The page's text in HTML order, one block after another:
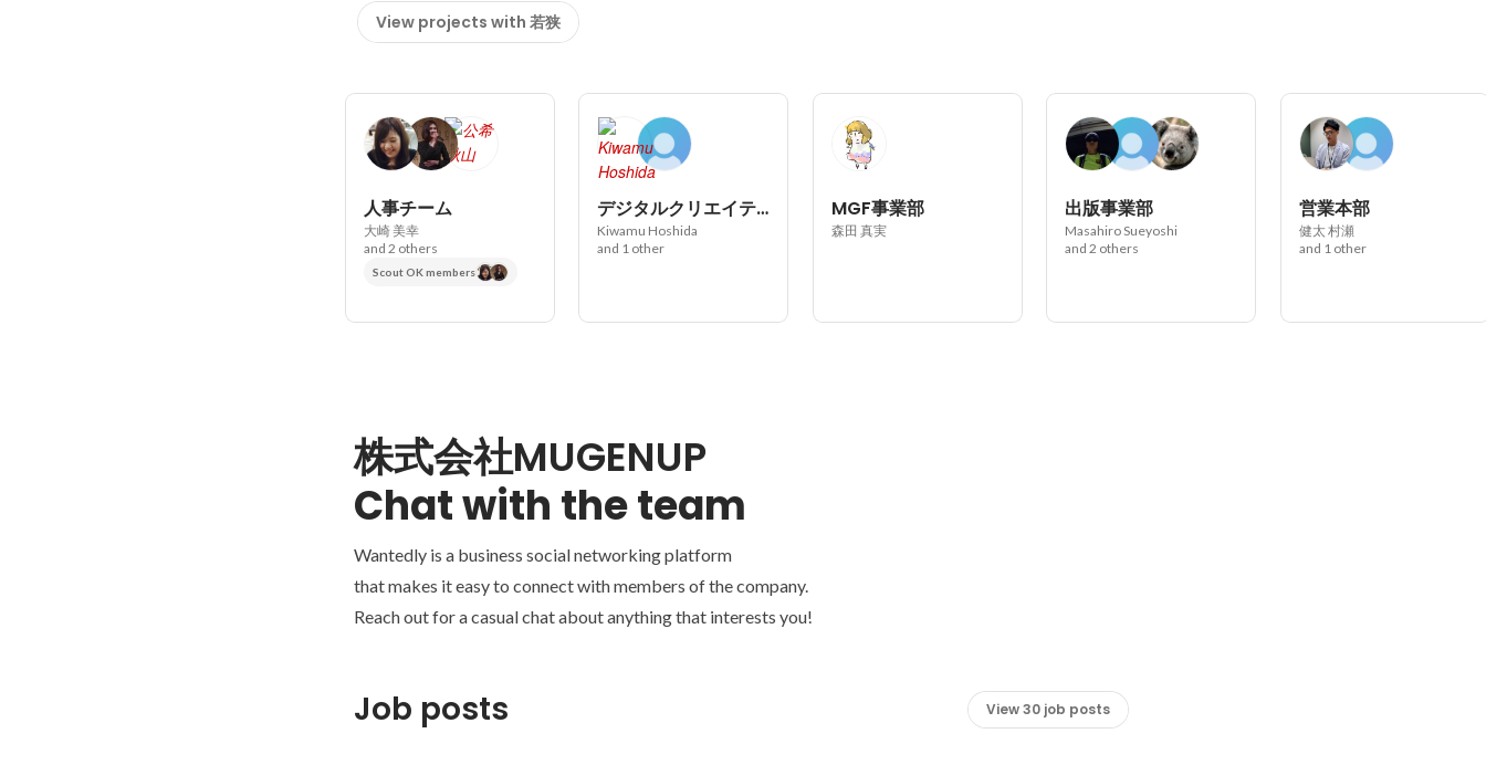
View projects with 若狭
人事チーム
大崎 美幸
and 2 others
Scout OK members
デジタルクリエイティブ事業部
Kiwamu Hoshida
and 1 other
MGF事業部
森田 真実
出版事業部
Masahiro Sueyoshi
and 2 others
営業本部
健太 村瀬
and 1 other
株式会社MUGENUP
Chat with the team
Wantedly is a business social networking platform
that makes it easy to connect with members of the company.
Reach out for a casual chat about anything that interests you!
Job posts View 30 job posts